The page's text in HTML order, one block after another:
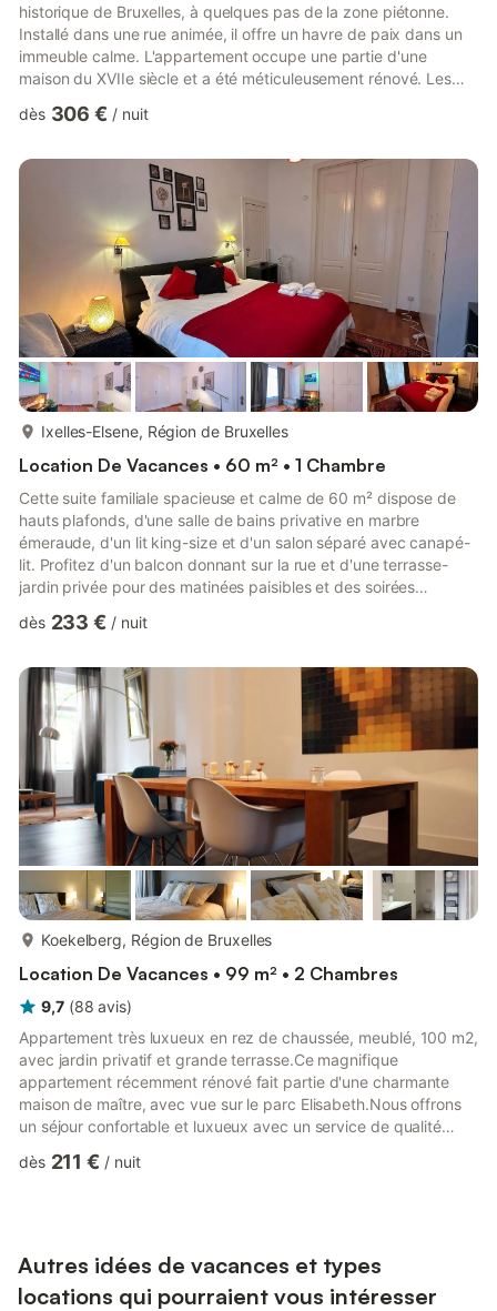
historique de Bruxelles, à quelques pas de la zone piétonne.
Installé dans une rue animée, il offre un havre de paix dans un
immeuble calme. L'appartement occupe une partie d'une
maison du XVIIe siècle et a été méticuleusement rénové. Les
* Deux chambres avec entrées séparées (une avec un lit
salle de bain (douche, baignoire, double vasque) * Un WC
séparé Le deuxième niveau dispose d'un espace ouvert avec :
dès 306 € / nuit
Ixelles-Elsene, Région de Bruxelles
Location De Vacances • 60 m² • 1 Chambre
Cette suite familiale spacieuse et calme de 60 m² dispose de
hauts plafonds, d'une salle de bains privative en marbre
émeraude, d'un lit king-size et d'un salon séparé avec canapé-
lit. Profitez d'un balcon donnant sur la rue et d'une terrasse-
jardin privée pour des matinées paisibles et des soirées
la beauté de la vie à Ixelles. L'espace C'est la maison où je vis
XIXe siècle avec plusieurs éléments d'origine tels que des
portes et des poignées de porte toujours ...
dès 233 € / nuit
Koekelberg, Région de Bruxelles
Location De Vacances • 99 m² • 2 Chambres
9,7 (88 avis)
Appartement très luxueux en rez de chaussée, meublé, 100 m2,
avec jardin privatif et grande terrasse.Ce magnifique
appartement récemment rénové fait partie d'une charmante
maison de maître, avec vue sur le parc Elisabeth.Nous offrons
un séjour confortable et luxueux avec un service de qualité
Brussels Apartment est situé près du centre de Bruxelles. Arrêt
dès 211 € / nuit
Autres idées de vacances et types
locations qui pourraient vous intéresser